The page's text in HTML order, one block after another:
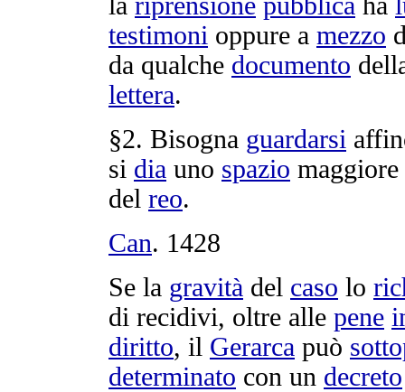
testimoni oppure a mezzo
da qualche documento
lettera.
§2. Bisogna guardarsi
si dia uno spazio
del reo.
Can. 1428
Se la gravità del caso lo
di recidivi, oltre alle pene
diritto, il Gerarca può
determinato con un decreto